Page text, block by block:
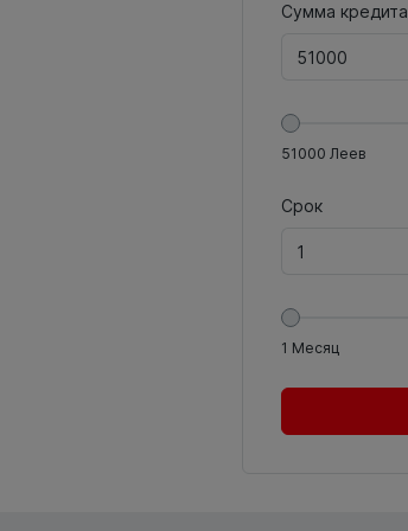
Сумма кредита
51000 Леев
Срок
1 Месяц